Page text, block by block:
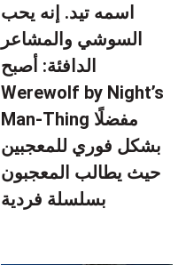
اسمه تيد. إنه يحب
السوشي والمشاعر
الدافئة: أصبح
Werewolf by Night’s
Man-Thing مفضلًا
بشكل فوري للمعجبين
حيث يطالب المعجبون
بسلسلة فردية